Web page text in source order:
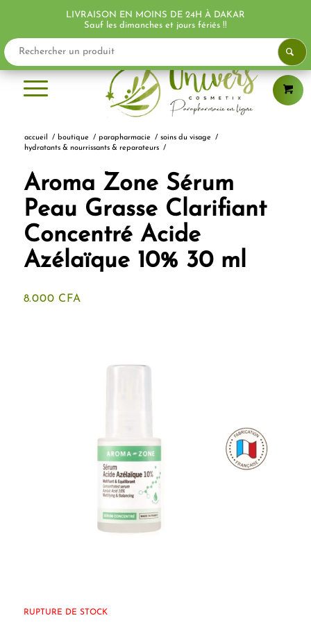
accueil / boutique / parapharmacie / soins du visage
/
hydratants & nourrissants & reparateurs /
Aroma Zone Sérum
Peau Grasse Clarifiant
Concentré Acide
Azélaïque 10% 30 ml
8.000 CFA
RUPTURE DE STOCK
LIVRAISON EN MOINS DE 24H À DAKAR
Sauf les dimanches et jours fériés !!